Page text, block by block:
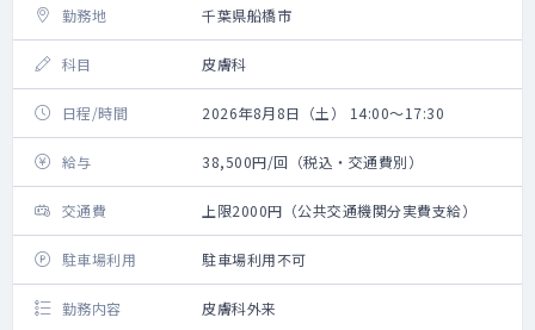
勤務地 千葉県船橋市
科目 皮膚科
日程/時間 2026年8月8日（土） 14:00～17:30
給与 38,500円/回（税込・交通費別）
交通費 上限2000円（公共交通機関分実費支給）
駐車場利用 駐車場利用不可
勤務内容 皮膚科外来